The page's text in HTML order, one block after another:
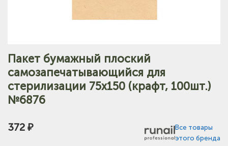
Пакет бумажный плоский
самозапечатывающийся для
стерилизации 75х150 (крафт, 100шт.)
№6876
372 ₽
Все товары
этого бренда